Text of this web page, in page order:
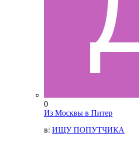
0
Из Москвы в Питер
в: ИЩУ ПОПУТЧИКА